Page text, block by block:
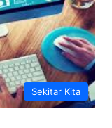
Sekitar Kita